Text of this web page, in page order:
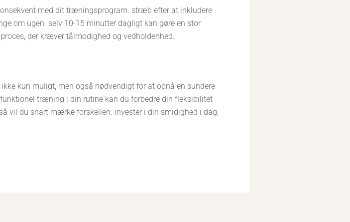
med dit træningsprogram. stræb efter at inkludere
om ugen. selv 10-15 minutter dagligt kan gøre en stor
der kræver tålmodighed og vedholdenhed.
kun muligt, men også nødvendigt for at opnå en sundere
træning i din rutine kan du forbedre din fleksibilitet
vil du snart mærke forskellen. invester i din smidighed i dag,